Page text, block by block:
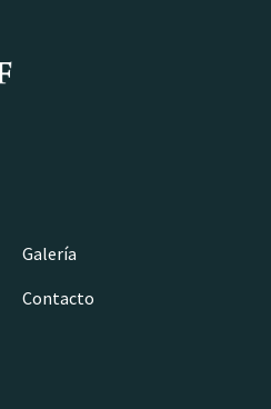
Galería
Contacto